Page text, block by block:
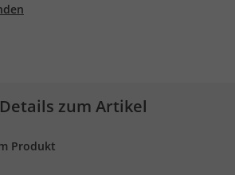
zum Artikel
Produkt